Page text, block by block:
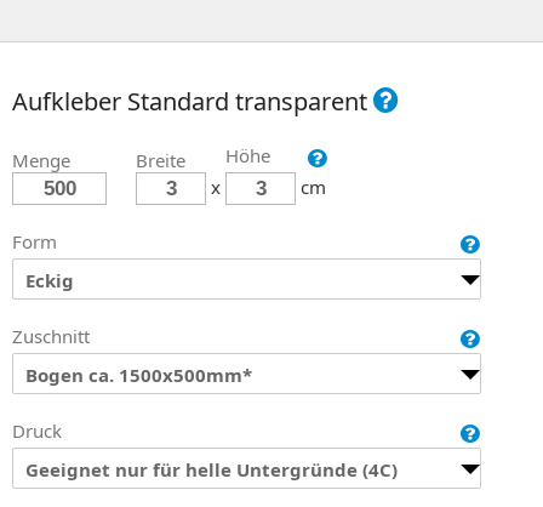
Aufkleber Standard transparent
Menge
Breite
x
Höhe
cm
Form
Eckig
Zuschnitt
Bogen ca. 1500x500mm*
Druck
Geeignet nur für helle Untergründe (4C)